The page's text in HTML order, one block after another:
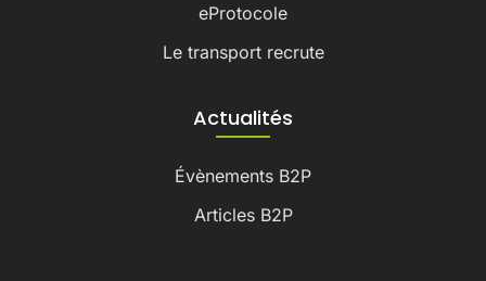
eProtocole
Le transport recrute
Actualités
Évènements B2P
Articles B2P